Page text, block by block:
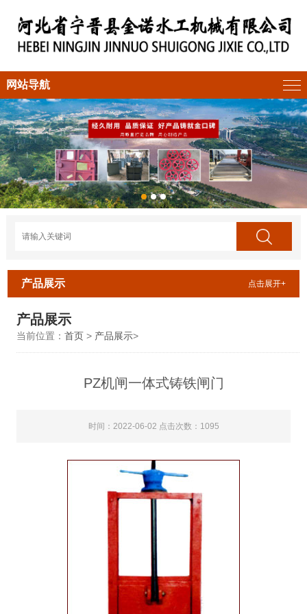
网站导航
产品展示 点击展开+
产品展示
当前位置： 首页> 产品展示>
PZ机闸一体式铸铁闸门
时间：2022-06-02 点击次数：1095